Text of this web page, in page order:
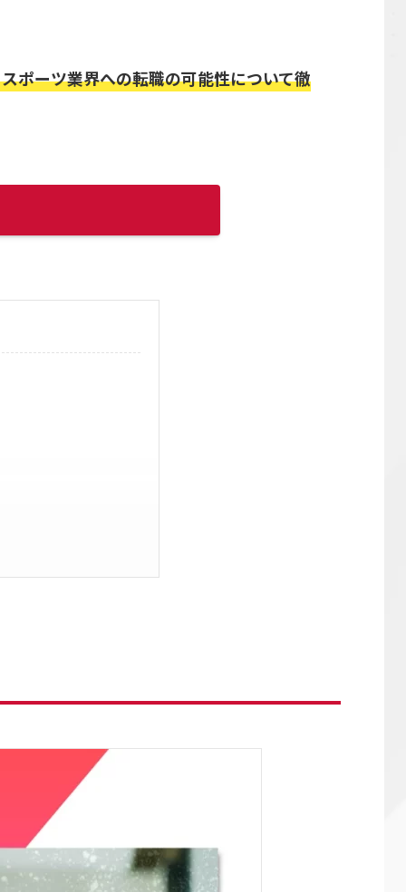
ポーツ業界への転職の可能性について徹